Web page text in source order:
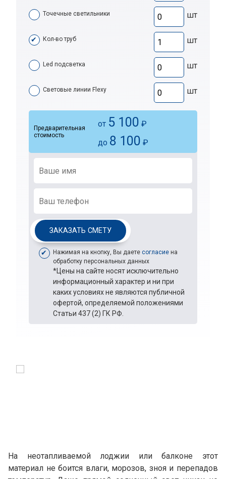
Точечные светильники шт
Кол-во труб шт
Led подсветка шт
Световые линии Flexy шт
Предварительная
стоимость
от 5 100 ₽
до 8 100 ₽
ЗАКАЗАТЬ СМЕТУ
Нажимая на кнопку, Вы даете согласие на
обработку персональных данных
*Цены на сайте носят исключительно
информационный характер и ни при
каких условиях не являются публичной
офертой, определяемой положениями
Статьи 437 (2) ГК РФ.
На неотапливаемой лоджии или балконе этот
материал не боится влаги, морозов, зноя и перепадов